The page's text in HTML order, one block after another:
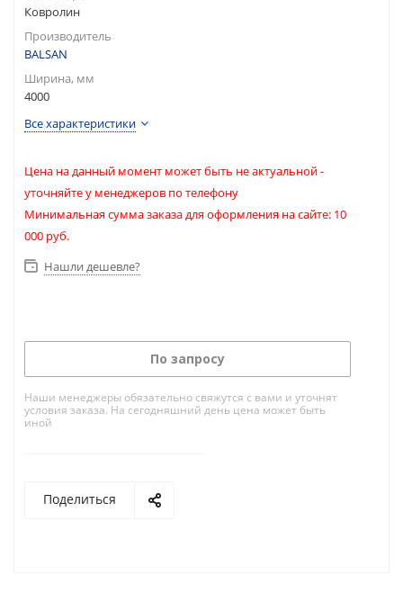
Ковролин
Производитель
BALSAN
Ширина, мм
4000
Все характеристики
Цена на данный момент может быть не актуальной -
уточняйте у менеджеров по телефону
Минимальная сумма заказа для оформления на сайте: 10
000 руб.
Нашли дешевле?
По запросу
Наши менеджеры обязательно свяжутся с вами и уточнят
условия заказа. На сегодняшний день цена может быть
иной
Поделиться